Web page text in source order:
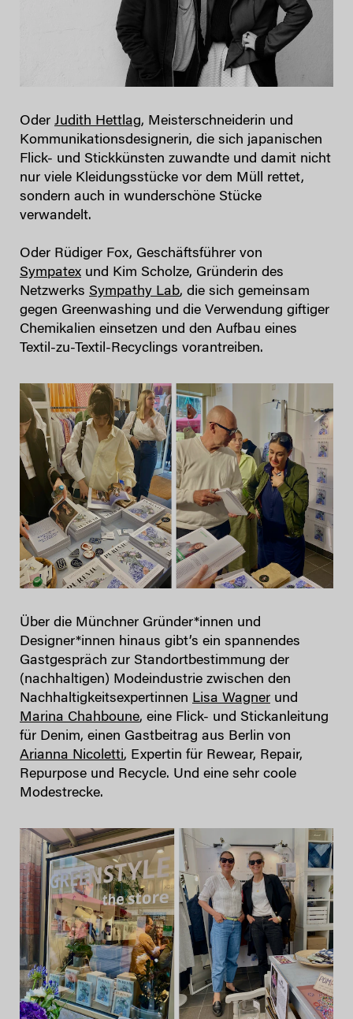
Oder Judith Hettlag, Meisterschneiderin und
Kommunikationsdesignerin, die sich japanischen
Flick- und Stickkünsten zuwandte und damit nicht
nur viele Kleidungsstücke vor dem Müll rettet,
sondern auch in wunderschöne Stücke
verwandelt.
Oder Rüdiger Fox, Geschäftsführer von
Sympatex und Kim Scholze, Gründerin des
Netzwerks Sympathy Lab, die sich gemeinsam
gegen Greenwashing und die Verwendung giftiger
Chemikalien einsetzen und den Aufbau eines
Textil-zu-Textil-Recyclings vorantreiben.
Über die Münchner Gründer*innen und
Designer*innen hinaus gibt’s ein spannendes
Gastgespräch zur Standortbestimmung der
(nachhaltigen) Modeindustrie zwischen den
Nachhaltigkeitsexpertinnen Lisa Wagner und
Marina Chahboune, eine Flick- und Stickanleitung
für Denim, einen Gastbeitrag aus Berlin von
Arianna Nicoletti, Expertin für Rewear, Repair,
Repurpose und Recycle. Und eine sehr coole
Modestrecke.